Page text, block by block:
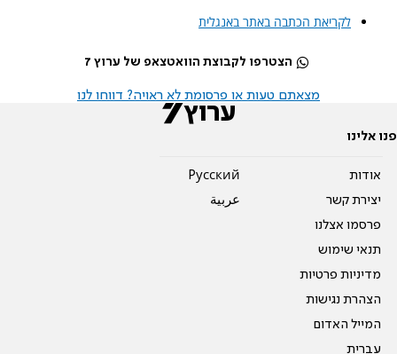
לקריאת הכתבה באתר באנגלית
הצטרפו לקבוצת הוואטצאפ של ערוץ 7
מצאתם טעות או פרסומת לא ראויה? דווחו לנו
פנו אלינו
אודות
יצירת קשר
פרסמו אצלנו
תנאי שימוש
מדיניות פרטיות
הצהרת נגישות
המייל האדום
עברית
Pусский
عربية